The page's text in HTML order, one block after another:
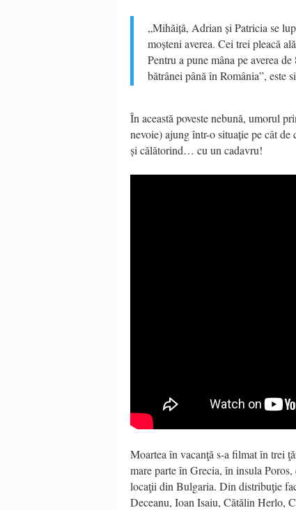
„Mihăiță, Adrian și Patricia se
moșteni averea. Cei trei pleacă
Pentru a pune mâna pe averea
bătrânei până în România”, este
În această poveste nebună, umorul
nevoie) ajung într-o situație pe cât de
și călătorind… cu un cadavru!
Moartea în vacanţă s-a filmat în trei
mare parte în Grecia, în insula
locaţii din Bulgaria. Din distribuţie
Deceanu, Ioan Isaiu, Cătălin Herlo,